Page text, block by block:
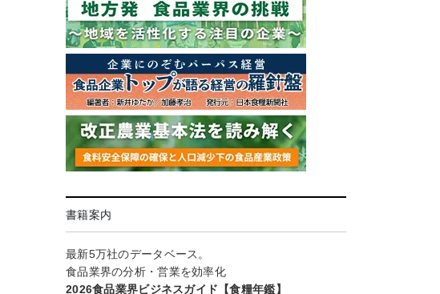
書籍案内
最新5万社のデータベース。
食品業界の分析・営業を効率化
2026食品業界ビジネスガイド【食糧年鑑】